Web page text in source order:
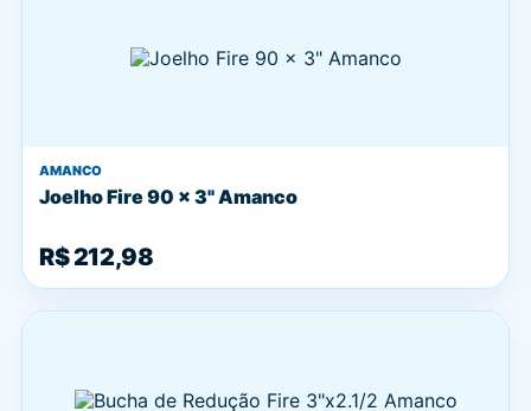
AMANCO
Joelho Fire 90 x 3" Amanco
R$ 212,98